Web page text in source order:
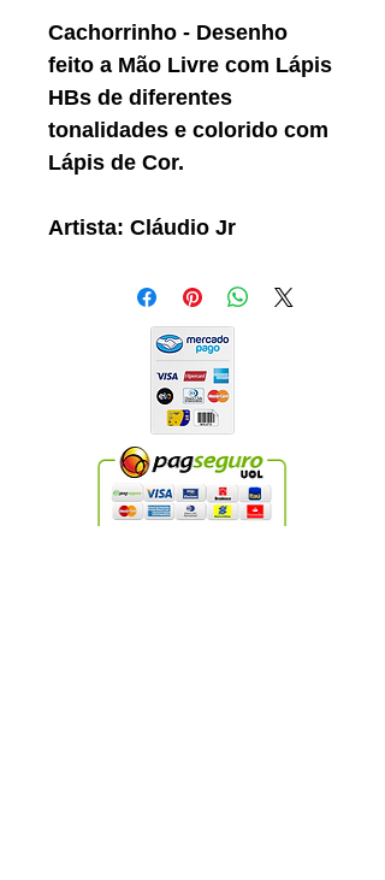
Cachorrinho - Desenho
feito a Mão Livre com Lápis
HBs de diferentes
tonalidades e colorido com
Lápis de Cor.
Artista: Cláudio Jr